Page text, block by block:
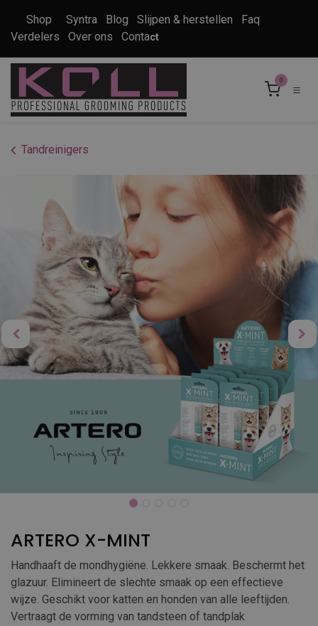
Shop Syntra Blog Slijpen & herstellen
Faq
Verdelers
Over ons Contact
0
Tandreinigers
ARTERO X-MINT
Handhaaft de mondhygiëne. Lekkere smaak. Beschermt het
glazuur. Elimineert de slechte smaak op een effectieve
wijze. Geschikt voor katten en honden van alle leeftijden.
Vertraagt de vorming van tandsteen of tandplak